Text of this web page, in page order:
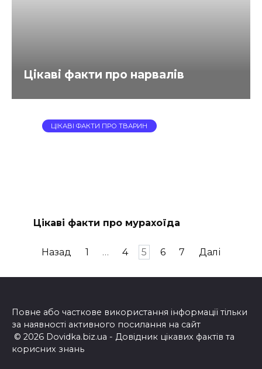
Цікаві факти про нарвалів
ЦІКАВІ ФАКТИ ПРО ТВАРИН
Цікаві факти про мурахоїда
Пагінація
Назад 1 … 4 5 6 7 Далі
Повне або часткове використання інформації тільки
за наявності активного посилання на сайт
© 2026 Dovidka.biz.ua - Довідник цікавих фактів та
корисних знань